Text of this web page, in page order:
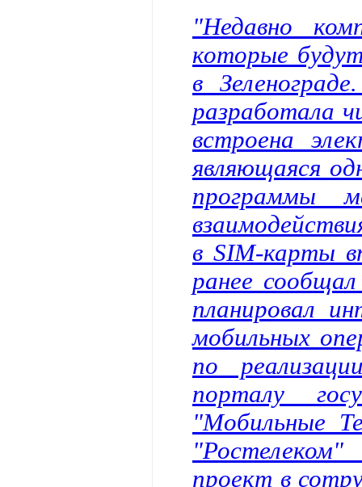
"Недавно
которые
в
разработала
встроена
являющаяся
программы
в SIM-карты
ранее
планировал
мобильных
по
порталу
"Мобильные
проект в